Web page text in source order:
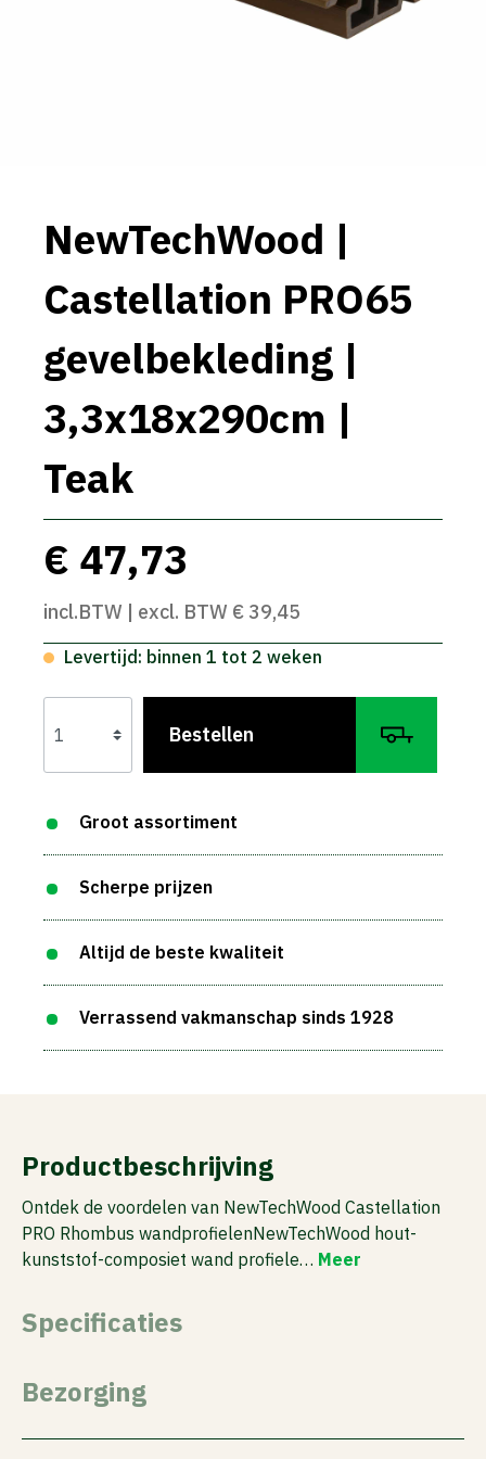
NewTechWood |
Castellation PRO65
gevelbekleding |
3,3x18x290cm |
Teak
€ 47,73
incl.BTW | excl. BTW € 39,45
Levertijd: binnen 1 tot 2 weken
Bestellen
Groot assortiment
Scherpe prijzen
Altijd de beste kwaliteit
Verrassend vakmanschap sinds 1928
Productbeschrijving
Ontdek de voordelen van NewTechWood Castellation
PRO Rhombus wandprofielenNewTechWood hout-
kunststof-composiet wand profiele… Meer
Specificaties
Bezorging